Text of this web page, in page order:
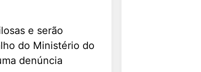
e serão
do Ministério do
denúncia